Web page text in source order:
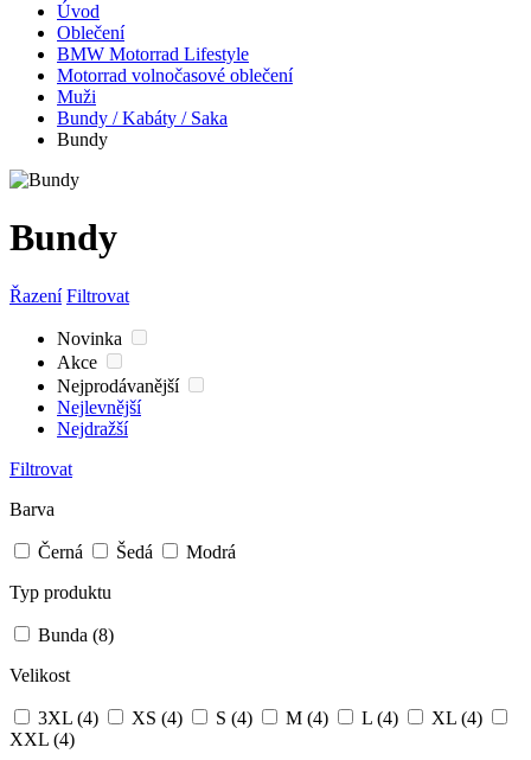
Úvod
Oblečení
BMW Motorrad Lifestyle
Motorrad volnočasové oblečení
Muži
Bundy / Kabáty / Saka
Bundy
Bundy
Řazení Filtrovat
Novinka
Akce
Nejprodávanější
Nejlevnější
Nejdražší
Filtrovat
Barva
Černá Šedá
Modrá
Typ produktu
Bunda (8)
Velikost
3XL (4) XS (4) S (4) M (4) L (4) XL (4)
XXL (4)